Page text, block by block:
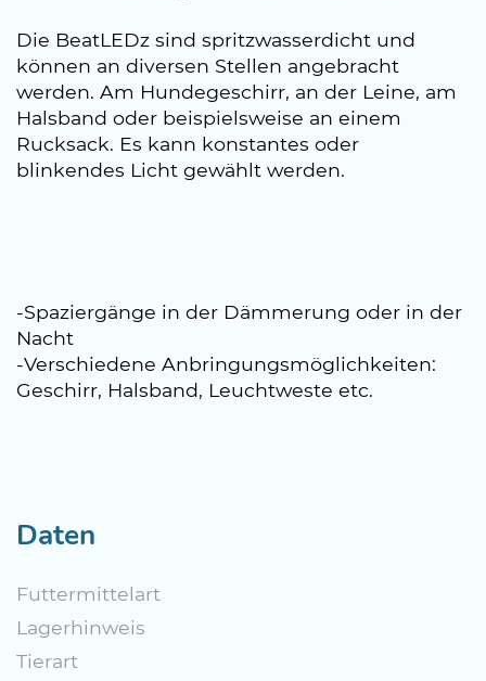
Die BeatLEDz sind spritzwasserdicht und
können an diversen Stellen angebracht
werden. Am Hundegeschirr, an der Leine, am
Halsband oder beispielsweise an einem
Rucksack. Es kann konstantes oder
blinkendes Licht gewählt werden.
-Spaziergänge in der Dämmerung oder in der
Nacht
-Verschiedene Anbringungsmöglichkeiten:
Geschirr, Halsband, Leuchtweste etc.
Daten
Futtermittelart
Lagerhinweis
Tierart